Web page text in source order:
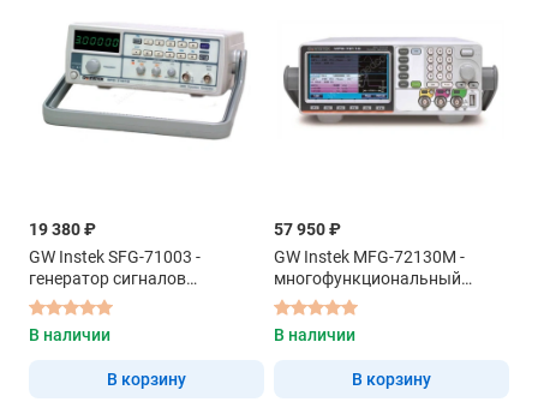
19 380 ₽
GW Instek SFG-71003 -
генератор сигналов
специальной формы
В наличии
В корзину
57 950 ₽
GW Instek MFG-72130M -
многофункциональный
генератор
В наличии
В корзину